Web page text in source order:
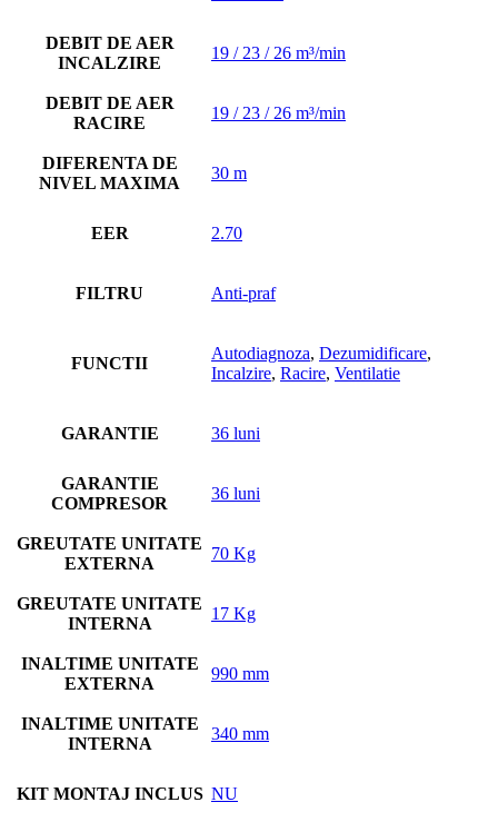
DEBIT DE AER
INCALZIRE
19 / 23 / 26 m³/min
DEBIT DE AER
RACIRE
19 / 23 / 26 m³/min
DIFERENTA DE
NIVEL MAXIMA
30 m
EER 2.70
FILTRU Anti-praf
FUNCTII
Autodiagnoza, Dezumidificare,
Incalzire, Racire, Ventilatie
GARANTIE 36 luni
GARANTIE
COMPRESOR
36 luni
GREUTATE UNITATE
EXTERNA
70 Kg
GREUTATE UNITATE
INTERNA
17 Kg
INALTIME UNITATE
EXTERNA
990 mm
INALTIME UNITATE
INTERNA
340 mm
KIT MONTAJ INCLUS NU